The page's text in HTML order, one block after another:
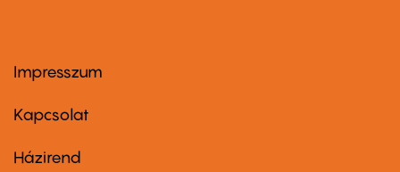
Footer
first
Impresszum
Kapcsolat
Footer
Házirend